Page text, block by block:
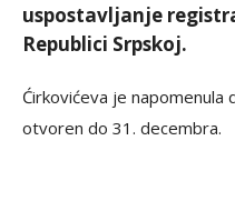
uspostavljanje
Republici Srpskoj.
Ćirkovićeva je
otvoren do 31. decembra.